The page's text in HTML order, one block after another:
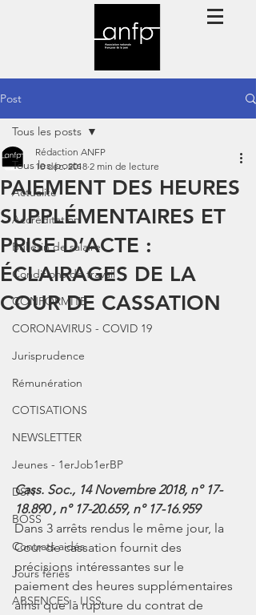
Post
Tous les posts
Actualité
Accréditation
Bulletin de salaire
Conditions de travail
CONFORMITE
CORONAVIRUS - COVID 19
Jurisprudence
Rémunération
COTISATIONS
NEWSLETTER
Jeunes - 1erJob1erBP
DSN
BOSS
Contrats aidés
Jours fériés
ABSENCES - IJSS
Tous les posts
PAIEMENT DES HEURES
SUPPLÉMENTAIRES ET
PRISE D’ACTE :
ÉCLAIRAGES DE LA
COUR DE CASSATION
Rédaction ANFP
10 déc. 2018 2 min de lecture
Cass. Soc., 14 Novembre 2018, n° 17-
18.890 , n° 17-20.659, n° 17-16.959
Dans 3 arrêts rendus le même jour, la
Cour de cassation fournit des
précisions intéressantes sur le
paiement des heures supplémentaires
ainsi que la rupture du contrat de